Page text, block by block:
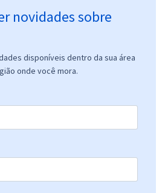
12x de R$25,99
R$ 77,96 (-20%)
Comprar
R$ 399,92à vista
R$ 99,98 (-20%)
Comprar
novidades sobre
disponíveis dentro da sua área
onde você mora.